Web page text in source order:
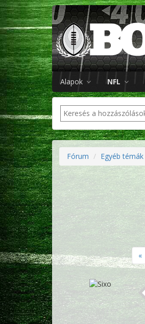
Alapok NFL
Fórum Egyéb témák
«